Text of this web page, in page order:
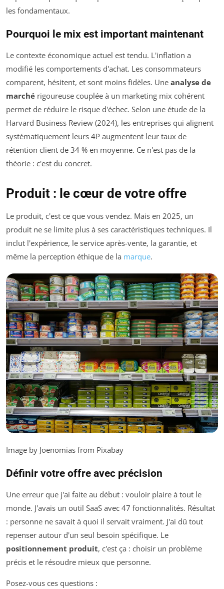
les fondamentaux.
Pourquoi le mix est important maintenant
Le contexte économique actuel est tendu. L'inflation a
modifié les comportements d'achat. Les consommateurs
comparent, hésitent, et sont moins fidèles. Une analyse de
marché rigoureuse couplée à un marketing mix cohérent
permet de réduire le risque d'échec. Selon une étude de la
Harvard Business Review (2024), les entreprises qui alignent
systématiquement leurs 4P augmentent leur taux de
rétention client de 34 % en moyenne. Ce n'est pas de la
théorie : c'est du concret.
Produit : le cœur de votre offre
Le produit, c'est ce que vous vendez. Mais en 2025, un
produit ne se limite plus à ses caractéristiques techniques. Il
inclut l'expérience, le service après-vente, la garantie, et
même la perception éthique de la marque.
Image by Joenomias from Pixabay
Définir votre offre avec précision
Une erreur que j'ai faite au début : vouloir plaire à tout le
monde. J'avais un outil SaaS avec 47 fonctionnalités. Résultat
: personne ne savait à quoi il servait vraiment. J'ai dû tout
repenser autour d'un seul besoin spécifique. Le
positionnement produit, c'est ça : choisir un problème
précis et le résoudre mieux que personne.
Posez-vous ces questions :